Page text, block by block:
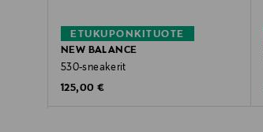
ETUKUPONKITUOTE
NEW BALANCE
530-sneakerit
Original Price
125,00 €